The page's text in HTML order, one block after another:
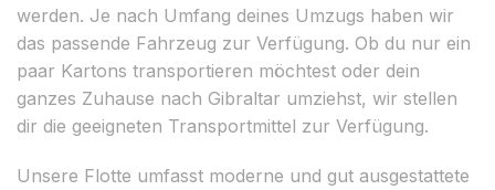
werden. Je nach Umfang deines Umzugs haben wir
das passende Fahrzeug zur Verfügung. Ob du nur ein
paar Kartons transportieren möchtest oder dein
ganzes Zuhause nach Gibraltar umziehst, wir stellen
dir die geeigneten Transportmittel zur Verfügung.
Unsere Flotte umfasst moderne und gut ausgestattete